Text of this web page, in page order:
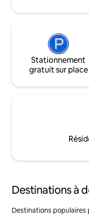
Stationnement
gratuit sur place
Destinations à
Destinations populaires